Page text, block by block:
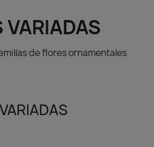
de flores ornamentales